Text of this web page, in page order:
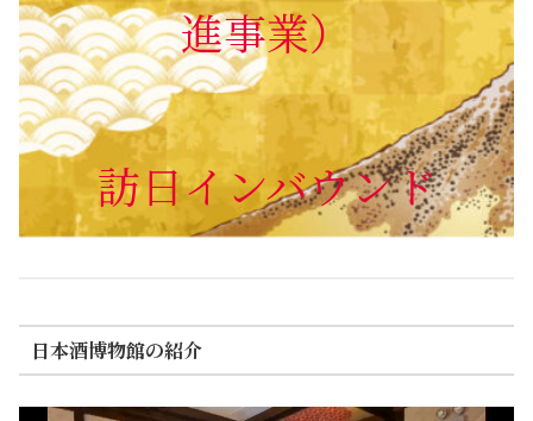
進事業）
訪日インバウンド
日本酒博物館の紹介